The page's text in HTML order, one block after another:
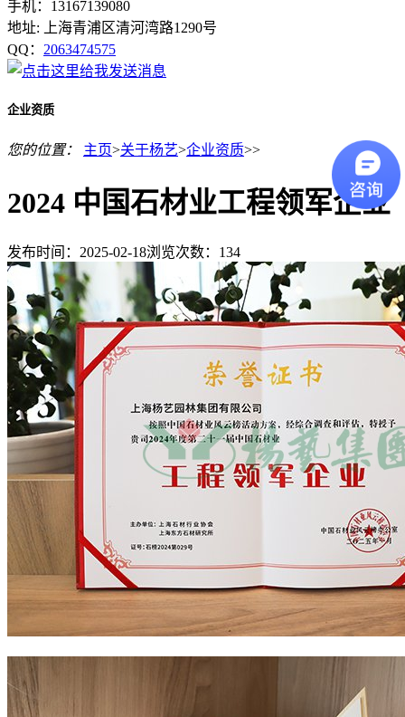
手机：13167139080
地址: 上海青浦区清河湾路1290号
QQ： 2063474575
企业资质
您的位置： 主页>关于杨艺>企业资质>>
2024 中国石材业工程领军企业
发布时间：2025-02-18浏览次数： 134